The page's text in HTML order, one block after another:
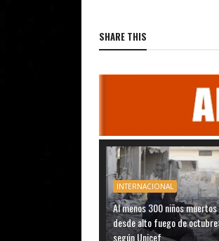
SHARE THIS
INTERNACIONAL
Al menos 300 niños muertos
desde alto fuego de
según Unicef.